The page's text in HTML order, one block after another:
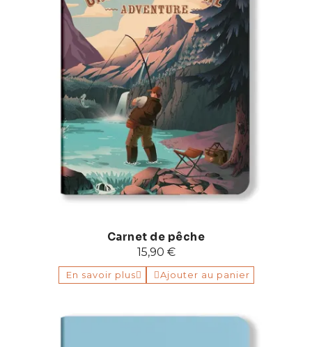
Carnet de pêche
15,90 €
En savoir plus Ajouter au panier